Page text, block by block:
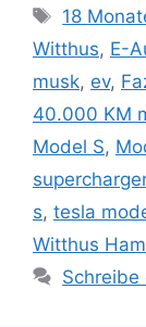
18
Witthus, E-
musk, ev,
40.000 KM
Model S,
supercharger
s, tesla
Witthus
Schreibe